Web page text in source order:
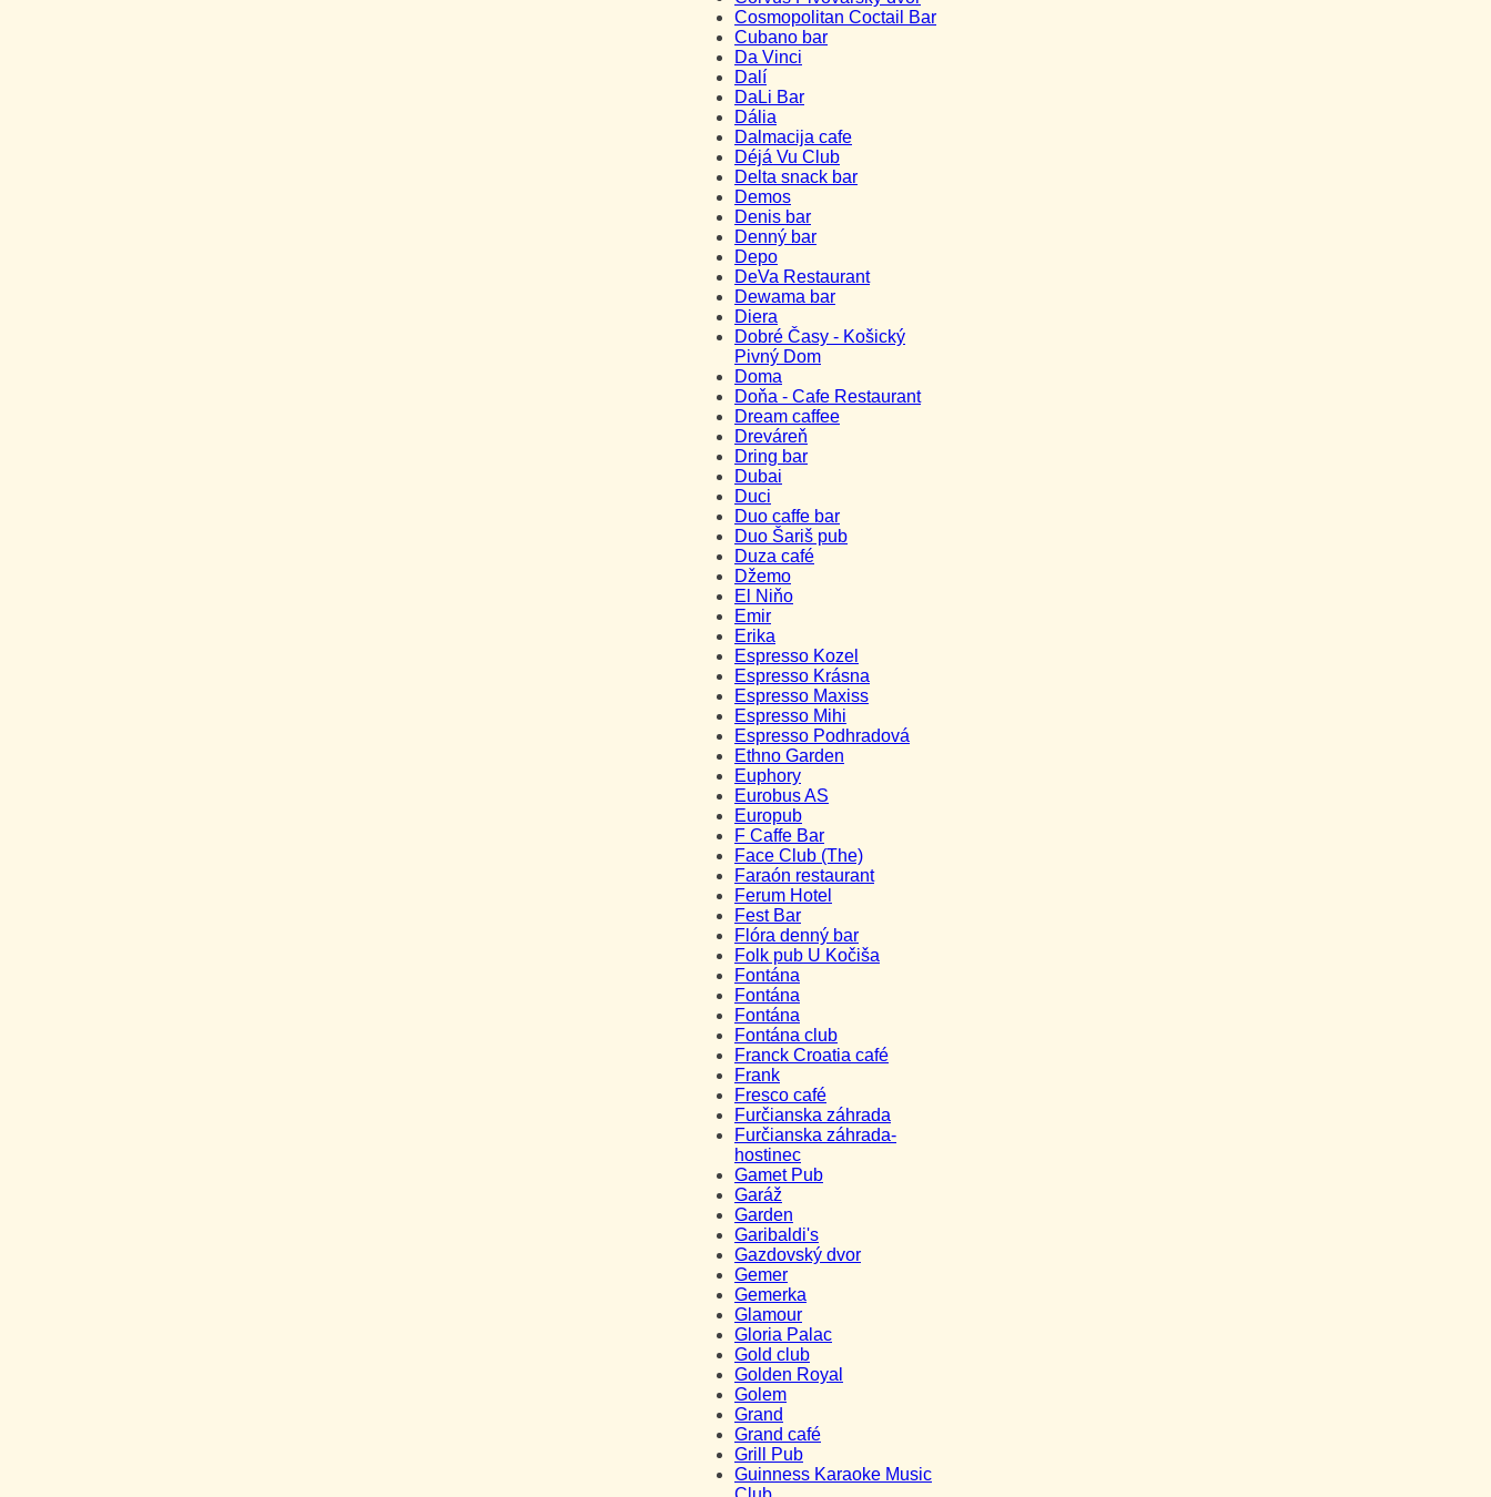
Cosmopolitan Coctail Bar
Cubano bar
Da Vinci
Dalí
DaLi Bar
Dália
Dalmacija cafe
Déjá Vu Club
Delta snack bar
Demos
Denis bar
Denný bar
Depo
DeVa Restaurant
Dewama bar
Diera
Dobré Časy - Košický
Pivný Dom
Doma
Doňa - Cafe Restaurant
Dream caffee
Dreváreň
Dring bar
Dubai
Duci
Duo caffe bar
Duo Šariš pub
Duza café
Džemo
El Niňo
Emir
Erika
Espresso Kozel
Espresso Krásna
Espresso Maxiss
Espresso Mihi
Espresso Podhradová
Ethno Garden
Euphory
Eurobus AS
Europub
F Caffe Bar
Face Club (The)
Faraón restaurant
Ferum Hotel
Fest Bar
Flóra denný bar
Folk pub U Kočiša
Fontána
Fontána
Fontána
Fontána club
Franck Croatia café
Frank
Fresco café
Furčianska záhrada
Furčianska záhrada-
hostinec
Gamet Pub
Garáž
Garden
Garibaldi's
Gazdovský dvor
Gemer
Gemerka
Glamour
Gloria Palac
Gold club
Golden Royal
Golem
Grand
Grand café
Grill Pub
Guinness Karaoke Music